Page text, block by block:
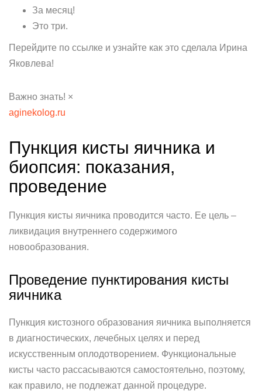
За месяц!
Это три.
Перейдите по ссылке и узнайте как это сделала Ирина
Яковлева!
Важно знать! ×
aginekolog.ru
Пункция кисты яичника и
биопсия: показания,
проведение
Пункция кисты яичника проводится часто. Ее цель –
ликвидация внутреннего содержимого
новообразования.
Проведение пунктирования кисты
яичника
Пункция кистозного образования яичника выполняется
в диагностических, лечебных целях и перед
искусственным оплодотворением. Функциональные
кисты часто рассасываются самостоятельно, поэтому,
как правило, не подлежат данной процедуре.